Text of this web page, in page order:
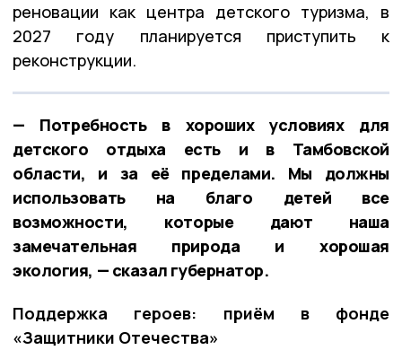
реновации как центра детского туризма, в
2027 году планируется приступить к
реконструкции.
— Потребность в хороших условиях для
детского отдыха есть и в Тамбовской
области, и за её пределами. Мы должны
использовать на благо детей все
возможности, которые дают наша
замечательная природа и хорошая
экология, — сказал губернатор.
Поддержка героев: приём в фонде
«Защитники Отечества»